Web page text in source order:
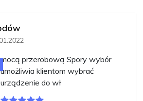
mocą przerobową Spory wybór
umożliwia klientom wybrać
urządzenie do wł